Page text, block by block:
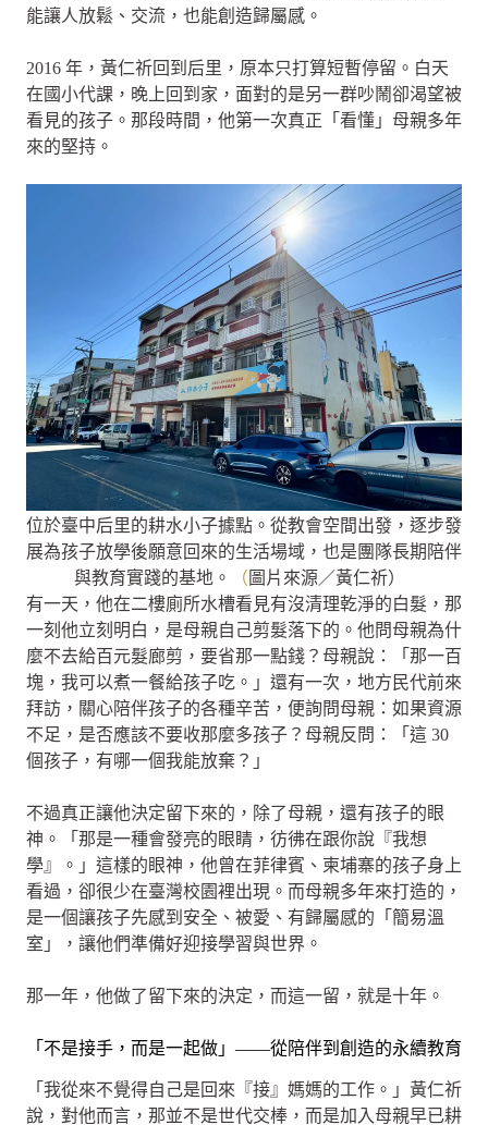
能讓人放鬆、交流，也能創造歸屬感。
2016 年，黃仁祈回到后里，原本只打算短暫停留。白天
在國小代課，晚上回到家，面對的是另一群吵鬧卻渴望被
看見的孩子。那段時間，他第一次真正「看懂」母親多年
來的堅持。
位於臺中后里的耕水小子據點。從教會空間出發，逐步發
展為孩子放學後願意回來的生活場域，也是團隊長期陪伴
與教育實踐的基地。
（ 圖片來源／黃仁祈）
有一天，他在二樓廁所水槽看見有沒清理乾淨的白髮，那
一刻他立刻明白，是母親自己剪髮落下的。他問母親為什
麼不去給百元髮廊剪，要省那一點錢？母親說：「那一百
塊，我可以煮一餐給孩子吃。」還有一次，地方民代前來
拜訪，關心陪伴孩子的各種辛苦，便詢問母親：如果資源
不足，是否應該不要收那麼多孩子？母親反問：「這 30
個孩子，有哪一個我能放棄？」
不過真正讓他決定留下來的，除了母親，還有孩子的眼
神。「那是一種會發亮的眼睛，彷彿在跟你說『我想
學』。」這樣的眼神，他曾在菲律賓、柬埔寨的孩子身上
看過，卻很少在臺灣校園裡出現。而母親多年來打造的，
是一個讓孩子先感到安全、被愛、有歸屬感的「簡易溫
室」，讓他們準備好迎接學習與世界。
那一年，他做了留下來的決定，而這一留，就是十年。
「不是接手，而是一起做」——從陪伴到創造的永續教育
「我從來不覺得自己是回來『接』媽媽的工作。」黃仁祈
說，對他而言，那並不是世代交棒，而是加入母親早已耕